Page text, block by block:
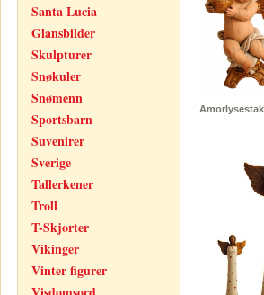
Santa Lucia
Glansbilder
Skulpturer
Snøkuler
Snømenn
Sportsbarn
Suvenirer
Sverige
Tallerkener
Troll
T-Skjorter
Vikinger
Vinter figurer